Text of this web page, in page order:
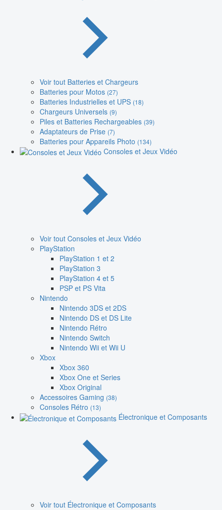
Voir tout Batteries et Chargeurs
Batteries pour Motos (27)
Batteries Industrielles et UPS (18)
Chargeurs Universels (9)
Piles et Batteries Rechargeables (39)
Adaptateurs de Prise (7)
Batteries pour Appareils Photo (134)
Consoles et Jeux Vidéo
Voir tout Consoles et Jeux Vidéo
PlayStation
PlayStation 1 et 2
PlayStation 3
PlayStation 4 et 5
PSP et PS Vita
Nintendo
Nintendo 3DS et 2DS
Nintendo DS et DS Lite
Nintendo Rétro
Nintendo Switch
Nintendo Wii et Wii U
Xbox
Xbox 360
Xbox One et Series
Xbox Original
Accessoires Gaming (38)
Consoles Rétro (13)
Électronique et Composants
Voir tout Électronique et Composants